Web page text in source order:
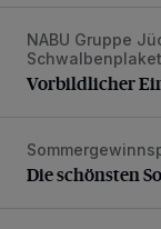
Vorbildlicher
NABU Gruppe
Vorbildlicher
Die schönsten
Die schönsten